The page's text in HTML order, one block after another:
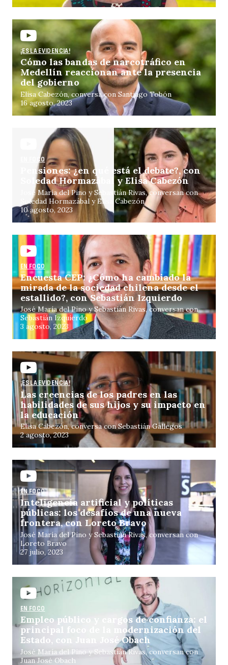
¡ES LA EVIDENCIA!
Cómo las bandas de narcotráfico en
Medellín reaccionan ante la presencia
del gobierno
Elisa Cabezón, conversa con Santiago Tobón
16 agosto, 2023
EN FOCO
Pensiones: ¿en qué está el debate?, con
Soledad Hormazábal y Elisa Cabezón
José María del Pino y Sebastián Rivas, conversan con
Soledad Hormazábal y Elisa Cabezón
10 agosto, 2023
EN FOCO
Encuesta CEP: ¿Cómo ha cambiado la
mirada de la sociedad chilena desde el
estallido?, con Sebastián Izquierdo
José María del Pino y Sebastián Rivas, conversan con
Sebastián Izquierdo
3 agosto, 2023
¡ES LA EVIDENCIA!
Las creencias de los padres en las
habilidades de sus hijos y su impacto en
la educación
Elisa Cabezón, conversa con Sebastián Gallegos
2 agosto, 2023
EN FOCO
Inteligencia artificial y políticas
públicas: los desafíos de una nueva
frontera, con Loreto Bravo
José María del Pino y Sebastián Rivas, conversan con
Loreto Bravo
27 julio, 2023
EN FOCO
Empleo público y cargos de confianza: el
principal foco de la modernización del
Estado, con Juan José Obach
José María del Pino y Sebastián Rivas, conversan con
Juan José Obach